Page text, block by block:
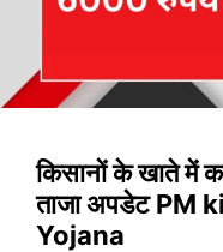
किसानों के खाते में
ताजा अपडेट PM
Yojana